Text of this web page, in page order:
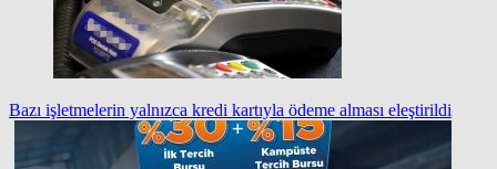
Bazı işletmelerin yalnızca kredi kartıyla ödeme alması eleştirildi